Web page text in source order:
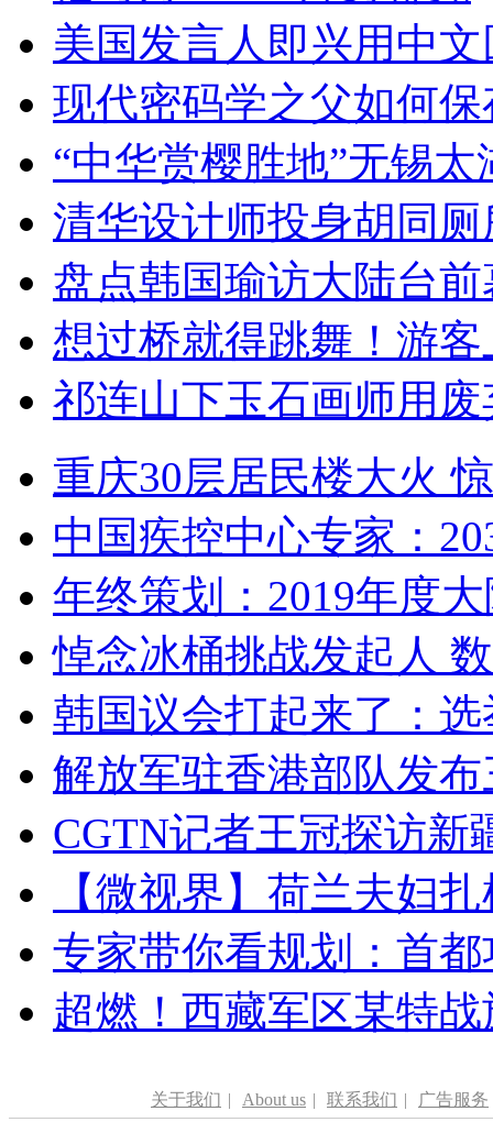
美国发言人即兴用中
现代密码学之父如何
“中华赏樱胜地”无锡
清华设计师投身胡同
盘点韩国瑜访大陆台
想过桥就得跳舞！游客
祁连山下玉石画师用
重庆30层居民楼大火
中国疾控中心专家：
年终策划：2019年度
悼念冰桶挑战发起人
韩国议会打起来了：
解放军驻香港部队发
CGTN记者王冠探访新
【微视界】荷兰夫妇
专家带你看规划：首
超燃！西藏军区某特
关于我们 | About us | 联系我们 | 广告服务